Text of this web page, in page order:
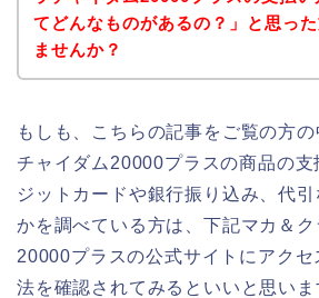
てどんなものがあるの？」と思っ
ませんか？
もしも、こちらの記事をご覧の方
チャイダム20000プラスの商品の支
ジットカードや銀行振り込み、代引
かを調べている方は、下記マカ＆ク
20000プラスの公式サイトにアク
法を確認されてみるといいと思いま